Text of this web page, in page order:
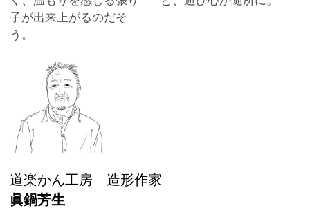
子が出来上がるのだそ
う。
道楽かん工房 造形作家
眞鍋芳生